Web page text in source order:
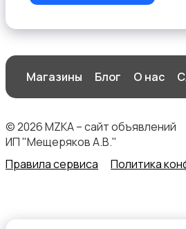
Магазины Блог О нас
© 2026 MZKA – сайт объявлений
ИП "Мещеряков А.В."
Правила сервиса
Политика